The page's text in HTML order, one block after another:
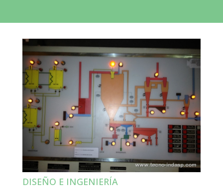
DISEÑO E INGENIERÍA